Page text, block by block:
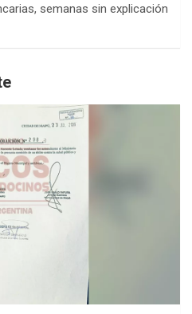
semanas sin explicación